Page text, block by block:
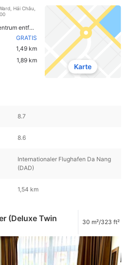
Hải Châu,
entfernt
GRATIS
1,49 km
1,89 km
Karte
8.7
8.6
Internationaler Flughafen Da Nang
(DAD)
1,54 km
(Deluxe Twin
30 m²/323 ft²